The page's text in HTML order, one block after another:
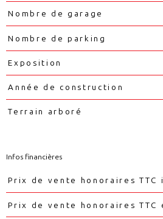
Nombre de garage
Nombre de parking
Exposition
Année de construction
Terrain arboré
Infos financières
Caractéristiques Valeurs
Prix de vente honoraires TTC
Prix de vente honoraires TTC